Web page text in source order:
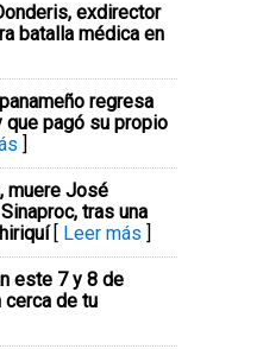
exdirector
batalla médica en
regresa
pagó su propio
]
muere José
tras una
[ Leer más ]
este 7 y 8 de
de tu